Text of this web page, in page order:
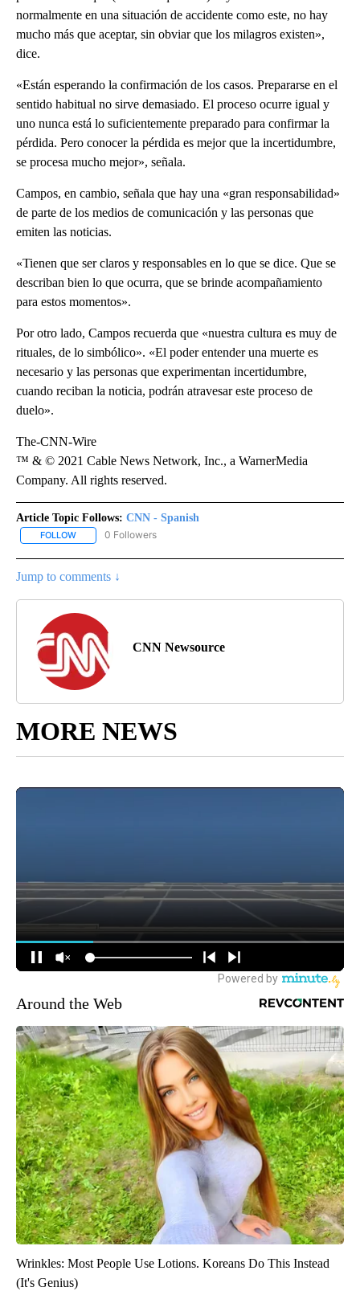
normalmente en una situación de accidente como este, no hay
mucho más que aceptar, sin obviar que los milagros existen»,
dice.
«Están esperando la confirmación de los casos. Prepararse en el
sentido habitual no sirve demasiado. El proceso ocurre igual y
uno nunca está lo suficientemente preparado para confirmar la
pérdida. Pero conocer la pérdida es mejor que la incertidumbre,
se procesa mucho mejor», señala.
Campos, en cambio, señala que hay una «gran responsabilidad»
de parte de los medios de comunicación y las personas que
emiten las noticias.
«Tienen que ser claros y responsables en lo que se dice. Que se
describan bien lo que ocurra, que se brinde acompañamiento
para estos momentos».
Por otro lado, Campos recuerda que «nuestra cultura es muy de
rituales, de lo simbólico». «El poder entender una muerte es
necesario y las personas que experimentan incertidumbre,
cuando reciban la noticia, podrán atravesar este proceso de
duelo».
The-CNN-Wire
™ & © 2021 Cable News Network, Inc., a WarnerMedia
Company. All rights reserved.
Article Topic Follows: CNN - Spanish
FOLLOW FOLLOW "CNN - SPANISH" TO RECEIVE NOTIFICATIONS ABOUT
0 Followers
Jump to comments ↓
CNN Newsource
MORE NEWS
Around the Web
Wrinkles: Most People Use Lotions. Koreans Do This Instead
(It's Genius)